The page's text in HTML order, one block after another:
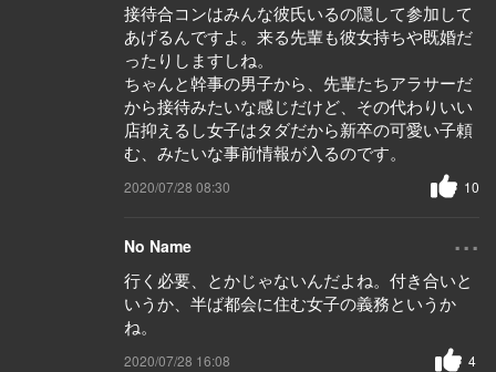
接待合コンはみんな彼氏いるの隠して参加して
あげるんですよ。来る先輩も彼女持ちや既婚だ
ったりしますしね。
ちゃんと幹事の男子から、先輩たちアラサーだ
から接待みたいな感じだけど、その代わりいい
店抑えるし女子はタダだから新卒の可愛い子頼
む、みたいな事前情報が入るのです。
2020/07/28 08:30 10
No Name ...
行く必要、とかじゃないんだよね。付き合いと
いうか、半ば都会に住む女子の義務というか
ね。
2020/07/28 16:08 4